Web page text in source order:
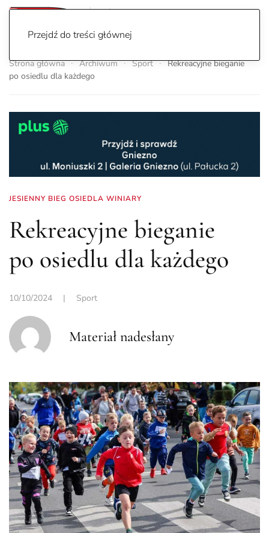
Przejdź do treści głównej
Strona główna Archiwum Sport
Rekreacyjne bieganie
po osiedlu dla każdego
JESIENNY BIEG OSIEDLA WINIARY
Rekreacyjne bieganie
po osiedlu dla każdego
10/10/2024 | Sport
Materiał nadesłany